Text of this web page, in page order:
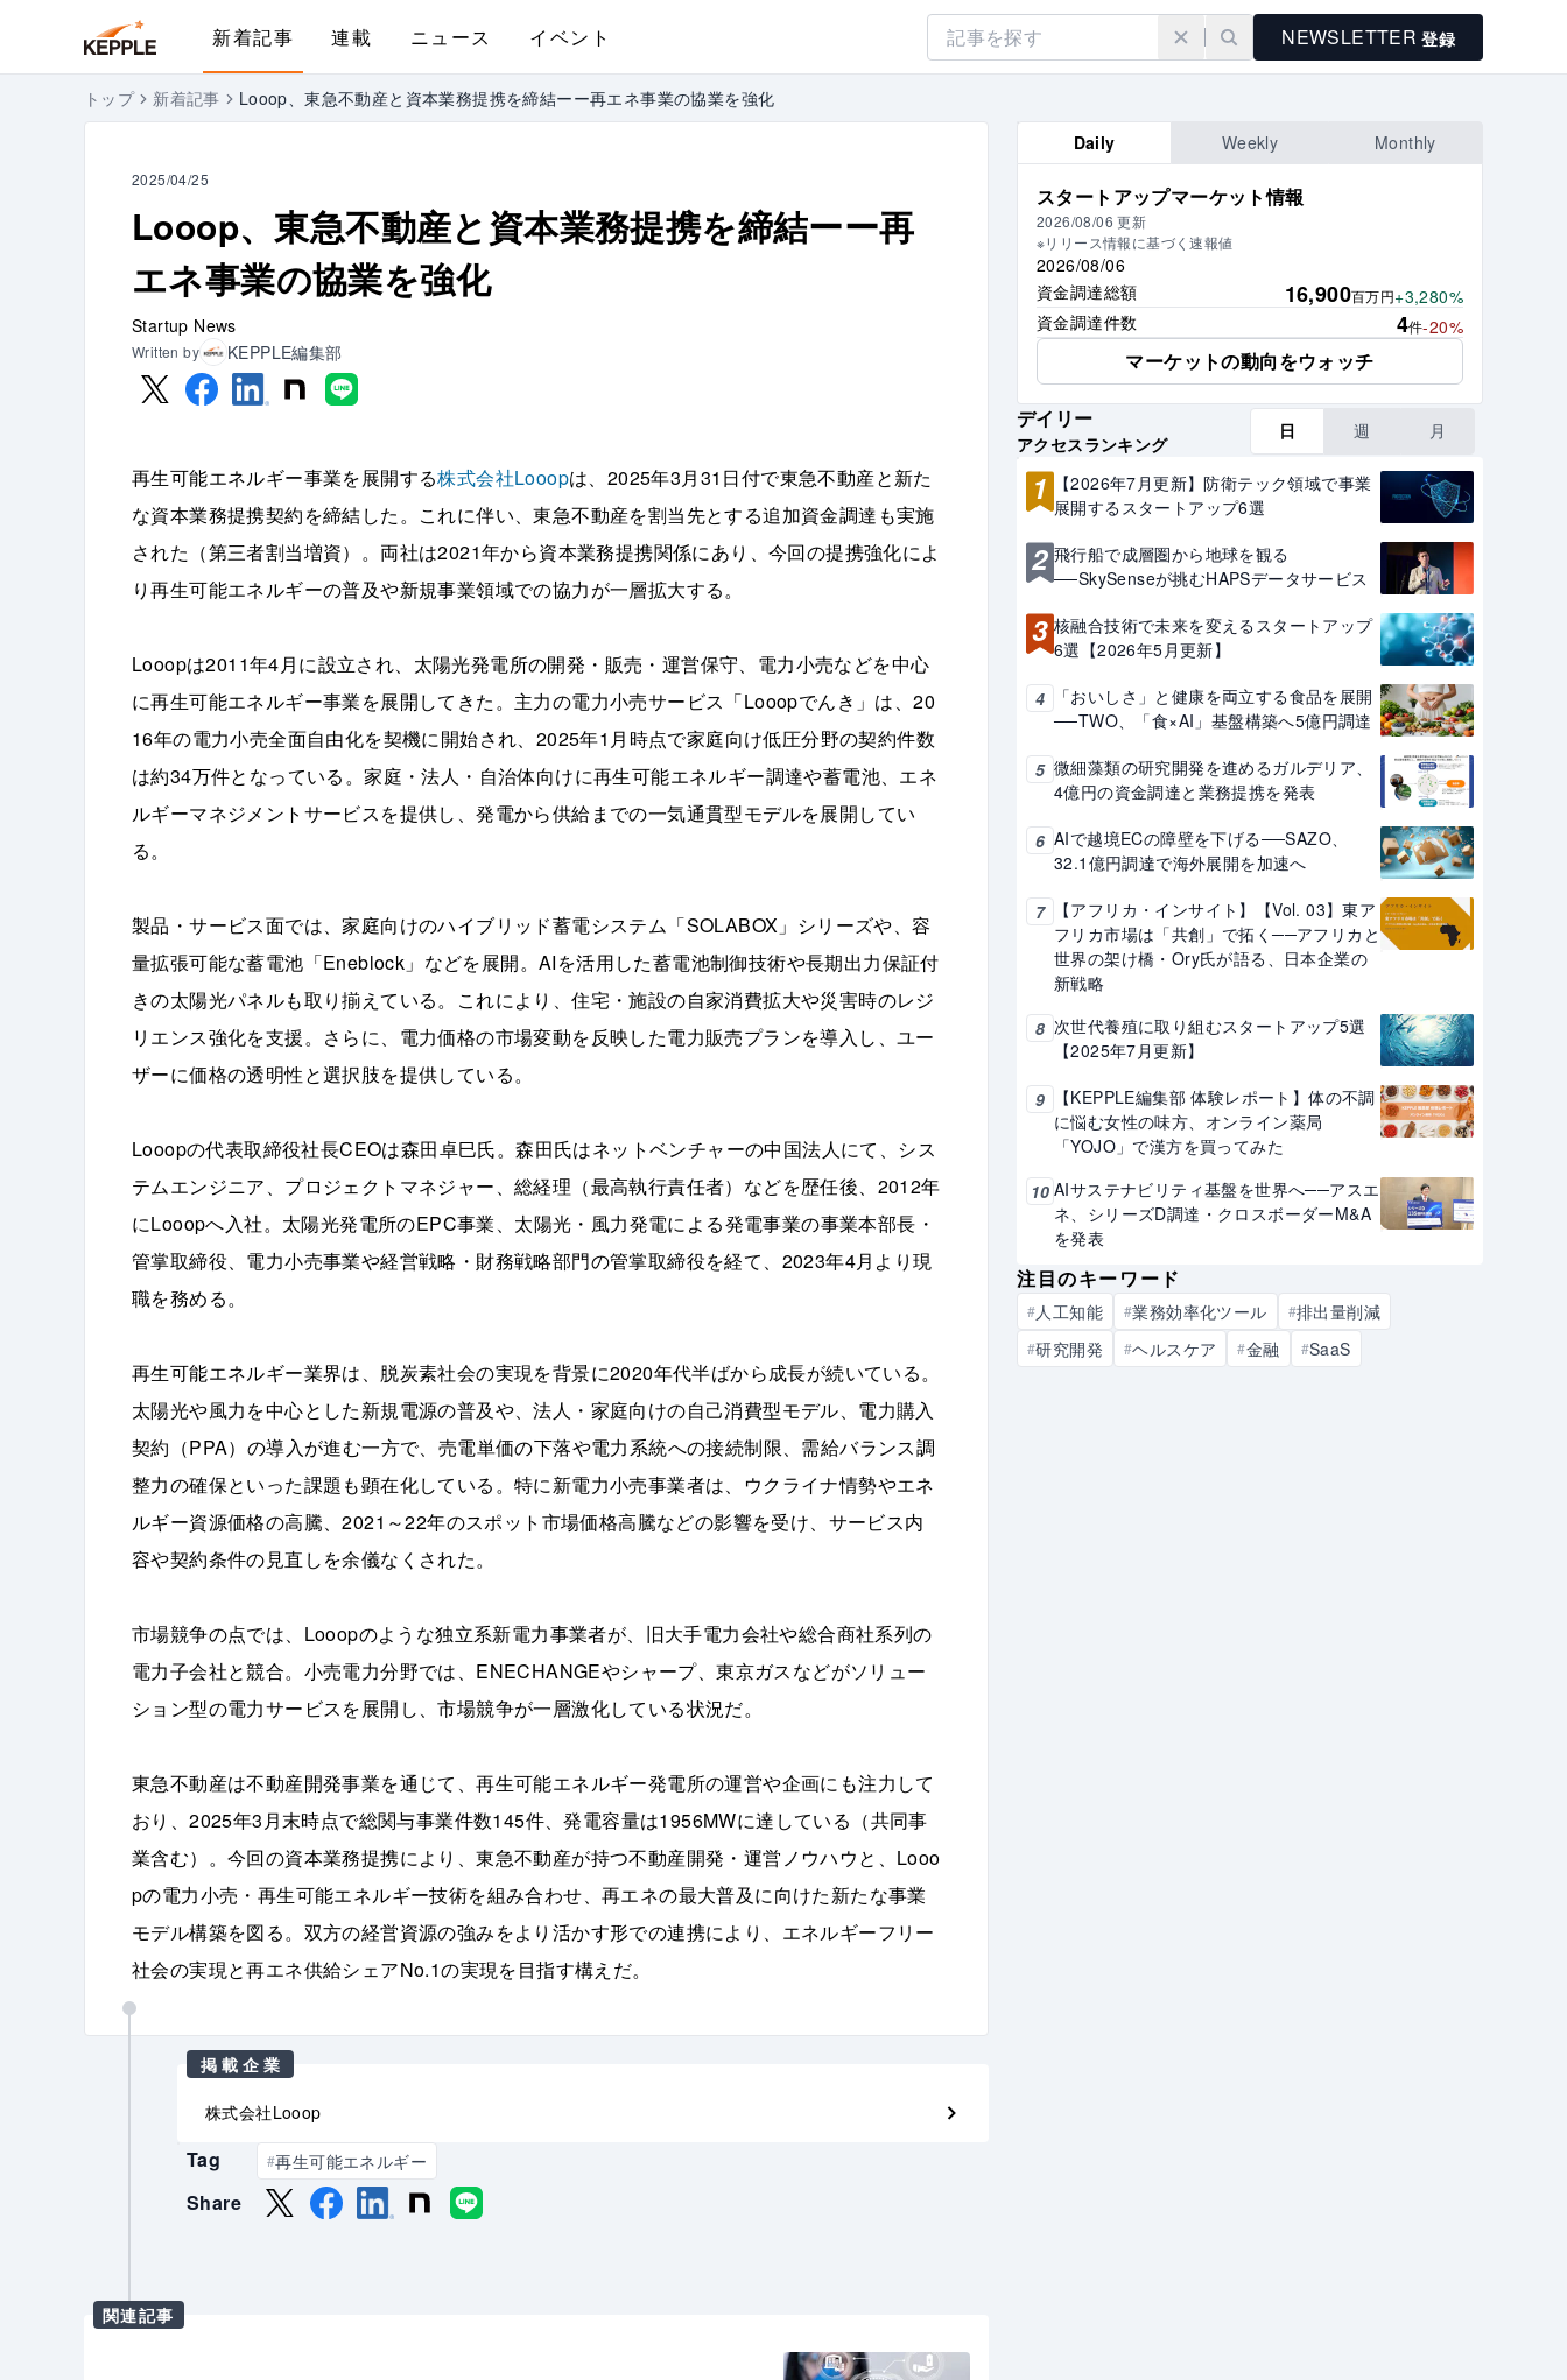
新着記事 連載 ニュース イベント NEWSLETTER 登録
トップ 新着記事 Looop、東急不動産と資本業務提携を締結ーー再エネ事業の協業を強化
2025/04/25
Looop、東急不動産と資本業務提携を締結ーー再
エネ事業の協業を強化
Startup News
Written by KEPPLE編集部
再生可能エネルギー事業を展開する株式会社Looopは、2025年3月31日付で東急不動産と新た
な資本業務提携契約を締結した。これに伴い、東急不動産を割当先とする追加資金調達も実施
された（第三者割当増資）。両社は2021年から資本業務提携関係にあり、今回の提携強化によ
り再生可能エネルギーの普及や新規事業領域での協力が一層拡大する。
Looopは2011年4月に設立され、太陽光発電所の開発・販売・運営保守、電力小売などを中心
に再生可能エネルギー事業を展開してきた。主力の電力小売サービス「Looopでんき」は、20
16年の電力小売全面自由化を契機に開始され、2025年1月時点で家庭向け低圧分野の契約件数
は約34万件となっている。家庭・法人・自治体向けに再生可能エネルギー調達や蓄電池、エネ
ルギーマネジメントサービスを提供し、発電から供給までの一気通貫型モデルを展開してい
る。
製品・サービス面では、家庭向けのハイブリッド蓄電システム「SOLABOX」シリーズや、容
量拡張可能な蓄電池「Eneblock」などを展開。AIを活用した蓄電池制御技術や長期出力保証付
きの太陽光パネルも取り揃えている。これにより、住宅・施設の自家消費拡大や災害時のレジ
リエンス強化を支援。さらに、電力価格の市場変動を反映した電力販売プランを導入し、ユー
ザーに価格の透明性と選択肢を提供している。
Looopの代表取締役社長CEOは森田卓巳氏。森田氏はネットベンチャーの中国法人にて、シス
テムエンジニア、プロジェクトマネジャー、総経理（最高執行責任者）などを歴任後、2012年
にLooopへ入社。太陽光発電所のEPC事業、太陽光・風力発電による発電事業の事業本部長・
管掌取締役、電力小売事業や経営戦略・財務戦略部門の管掌取締役を経て、2023年4月より現
職を務める。
再生可能エネルギー業界は、脱炭素社会の実現を背景に2020年代半ばから成長が続いている。
太陽光や風力を中心とした新規電源の普及や、法人・家庭向けの自己消費型モデル、電力購入
契約（PPA）の導入が進む一方で、売電単価の下落や電力系統への接続制限、需給バランス調
整力の確保といった課題も顕在化している。特に新電力小売事業者は、ウクライナ情勢やエネ
ルギー資源価格の高騰、2021～22年のスポット市場価格高騰などの影響を受け、サービス内
容や契約条件の見直しを余儀なくされた。
市場競争の点では、Looopのような独立系新電力事業者が、旧大手電力会社や総合商社系列の
電力子会社と競合。小売電力分野では、ENECHANGEやシャープ、東京ガスなどがソリュー
ション型の電力サービスを展開し、市場競争が一層激化している状況だ。
東急不動産は不動産開発事業を通じて、再生可能エネルギー発電所の運営や企画にも注力して
おり、2025年3月末時点で総関与事業件数145件、発電容量は1956MWに達している（共同事
業含む）。今回の資本業務提携により、東急不動産が持つ不動産開発・運営ノウハウと、Looo
pの電力小売・再生可能エネルギー技術を組み合わせ、再エネの最大普及に向けた新たな事業
モデル構築を図る。双方の経営資源の強みをより活かす形での連携により、エネルギーフリー
社会の実現と再エネ供給シェアNo.1の実現を目指す構えだ。
掲載企業
株式会社Looop
Tag #再生可能エネルギー
Share
関連記事
Daily Weekly Monthly
スタートアップマーケット情報
2026/08/06 更新
※リリース情報に基づく速報値
2026/08/06
資金調達総額
16,900百万円+3,280%
資金調達件数
4件-20%
マーケットの動向をウォッチ
デイリー
アクセスランキング
日 週 月
1
【2026年7月更新】防衛テック領域で事業
展開するスタートアップ6選
2 飛行船で成層圏から地球を観る
──SkySenseが挑むHAPSデータサービス
3 核融合技術で未来を変えるスタートアップ
6選【2026年5月更新】
4
「おいしさ」と健康を両立する食品を展開
──TWO、「食×AI」基盤構築へ5億円調達
5 微細藻類の研究開発を進めるガルデリア、
4億円の資金調達と業務提携を発表
6 AIで越境ECの障壁を下げる──SAZO、
32.1億円調達で海外展開を加速へ
7
【アフリカ・インサイト】【Vol. 03】東ア
フリカ市場は「共創」で拓く──アフリカと
世界の架け橋・Ory氏が語る、日本企業の
新戦略
8 次世代養殖に取り組むスタートアップ5選
【2025年7月更新】
9
【KEPPLE編集部 体験レポート】体の不調
に悩む女性の味方、オンライン薬局
「YOJO」で漢方を買ってみた
10 AIサステナビリティ基盤を世界へ──アスエ
ネ、シリーズD調達・クロスボーダーM&A
を発表
注目のキーワード
#人工知能 #業務効率化ツール #排出量削減
#研究開発 #ヘルスケア #金融 #SaaS